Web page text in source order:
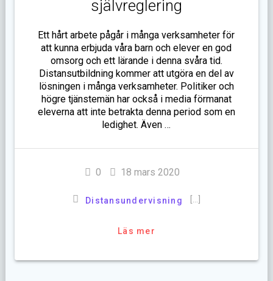
självreglering
Ett hårt arbete pågår i många verksamheter för
att kunna erbjuda våra barn och elever en god
omsorg och ett lärande i denna svåra tid.
Distansutbildning kommer att utgöra en del av
lösningen i många verksamheter. Politiker och
högre tjänstemän har också i media förmanat
eleverna att inte betrakta denna period som en
ledighet. Även …
0 18 mars 2020
Distansundervisning […]
Läs mer